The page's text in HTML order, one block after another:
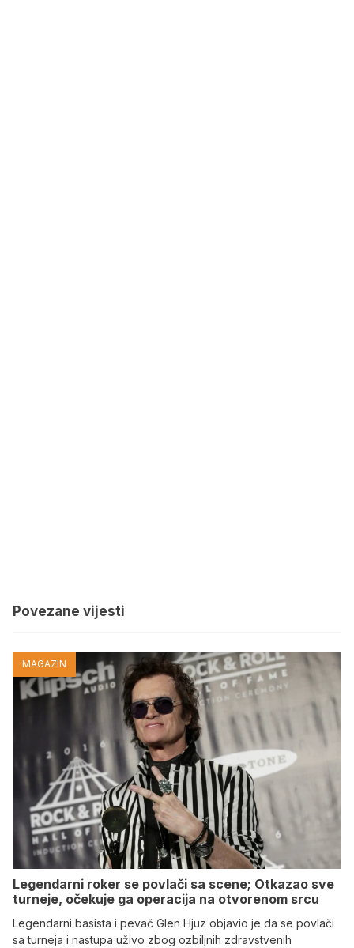
Povezane vijesti
MAGAZIN
Legendarni roker se povlači sa scene; Otkazao sve
turneje, očekuje ga operacija na otvorenom srcu
Legendarni basista i pevač Glen Hjuz objavio je da se povlači
sa turneja i nastupa uživo zbog ozbiljnih zdravstvenih